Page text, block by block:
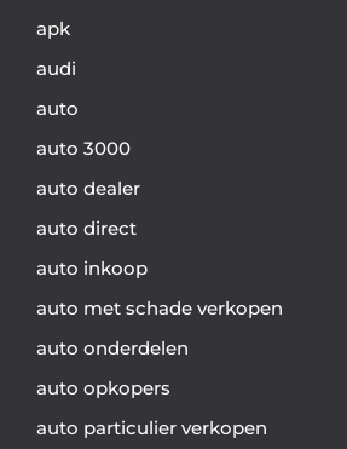
apk
audi
auto
auto 3000
auto dealer
auto direct
auto inkoop
auto met schade verkopen
auto onderdelen
auto opkopers
auto particulier verkopen